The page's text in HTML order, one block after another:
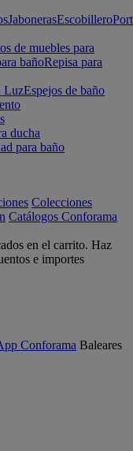
JabonerasEscobillero
de muebles para
bañoRepisa para
LuzEspejos de baño
ducha
para baño
Colecciones
Catálogos Conforama
en el carrito. Haz
e importes
Conforama Baleares